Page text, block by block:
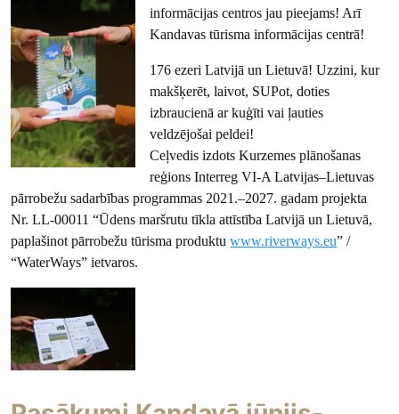
informācijas centros jau pieejams! Arī
Kandavas tūrisma informācijas centrā!
176 ezeri Latvijā un Lietuvā! Uzzini, kur
makšķerēt, laivot, SUPot, doties
izbraucienā ar kuģīti vai ļauties
veldzējošai peldei!
Ceļvedis izdots Kurzemes plānošanas
reģions Interreg VI-A Latvijas–Lietuvas
pārrobežu sadarbības programmas 2021.–2027. gadam projekta
Nr. LL-00011 “Ūdens maršrutu tīkla attīstība Latvijā un Lietuvā,
paplašinot pārrobežu tūrisma produktuwww.riverways.eu” /
“WaterWays” ietvaros.